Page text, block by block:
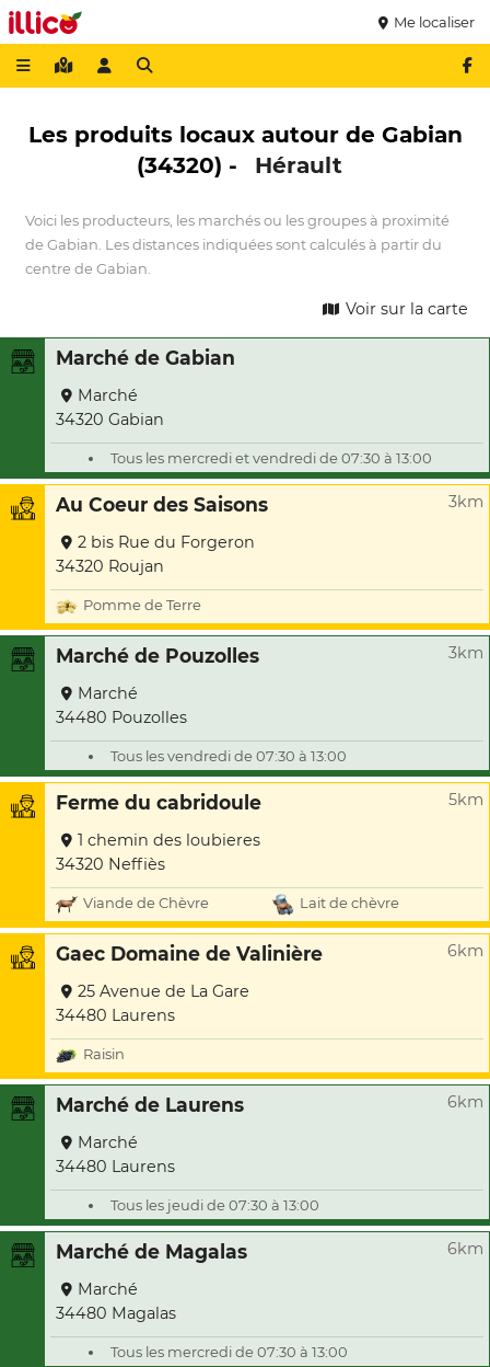
Me localiser
Les produits locaux autour de Gabian
(34320) -
Hérault
Voici les producteurs, les marchés ou les groupes à proximité
de Gabian. Les distances indiquées sont calculés à partir du
centre de Gabian.
Voir sur la carte
Marché de Gabian
Marché
34320 Gabian
Tous les mercredi et vendredi de 07:30 à 13:00
Au Coeur des Saisons 3km
2 bis Rue du Forgeron
34320 Roujan
Pomme de Terre
Marché de Pouzolles 3km
Marché
34480 Pouzolles
Tous les vendredi de 07:30 à 13:00
Ferme du cabridoule 5km
1 chemin des loubieres
34320 Neffiès
Viande de Chèvre Lait de chèvre
Gaec Domaine de Valinière 6km
25 Avenue de La Gare
34480 Laurens
Raisin
Marché de Laurens 6km
Marché
34480 Laurens
Tous les jeudi de 07:30 à 13:00
Marché de Magalas 6km
Marché
34480 Magalas
Tous les mercredi de 07:30 à 13:00